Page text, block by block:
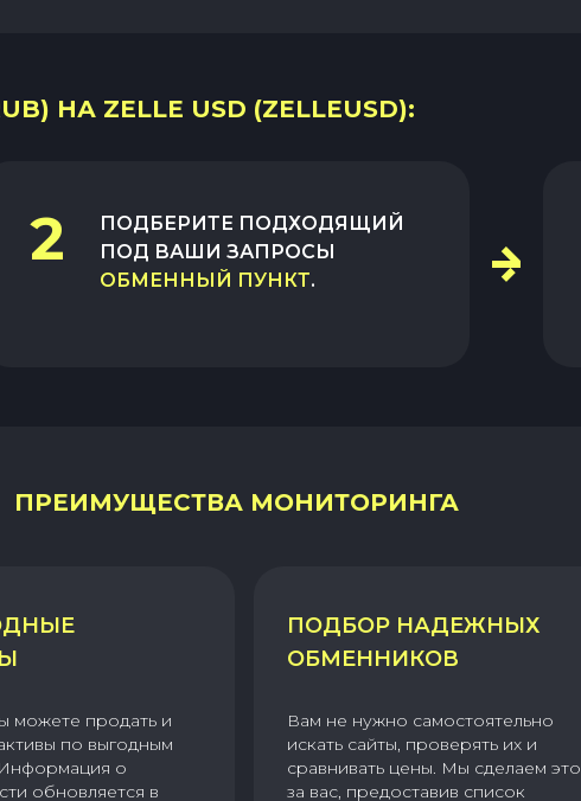
НА ZELLE USD (ZELLEUSD):
2
ПОДБЕРИТЕ ПОДХОДЯЩИЙ
ПОД ВАШИ ЗАПРОСЫ
ОБМЕННЫЙ ПУНКТ.
ПРЕИМУЩЕСТВА МОНИТОРИНГА
можете продать и
по выгодным
о
обновляется в
ПОДБОР НАДЕЖНЫХ
ОБМЕННИКОВ
Вам не нужно самостоятельно
искать сайты, проверять их и
сравнивать цены. Мы сделаем это
за вас, предоставив список